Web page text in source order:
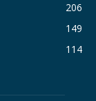
206
149
114